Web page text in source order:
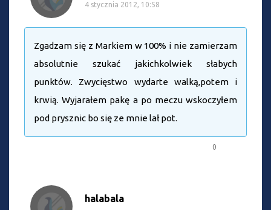
4 stycznia 2012, 10:58
Zgadzam się z Markiem w 100% i nie zamierzam
absolutnie szukać jakichkolwiek słabych
punktów. Zwycięstwo wydarte walką,potem i
krwią. Wyjarałem pakę a po meczu wskoczyłem
pod prysznic bo się ze mnie lał pot.
0
halabala